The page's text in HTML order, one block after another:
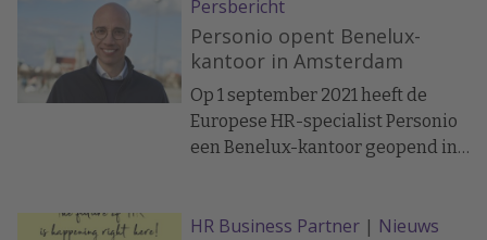
waardevolle HR-techbedrijf van
Europa. Bij Personio zal Katarina
het Talent & Reward-comité
voorzitten, het bedrijf adviseren
bij zijn voortdurende snelle groei
en adviseren over
Persbericht
Personio opent Benelux-
kantoor in Amsterdam
Op 1 september 2021 heeft de
Europese HR-specialist Personio
een Benelux-kantoor geopend in
lokale vestiging reflecteert het
HR Business Partner | Nieuws